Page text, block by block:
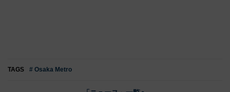
TAGS # Osaka Metro